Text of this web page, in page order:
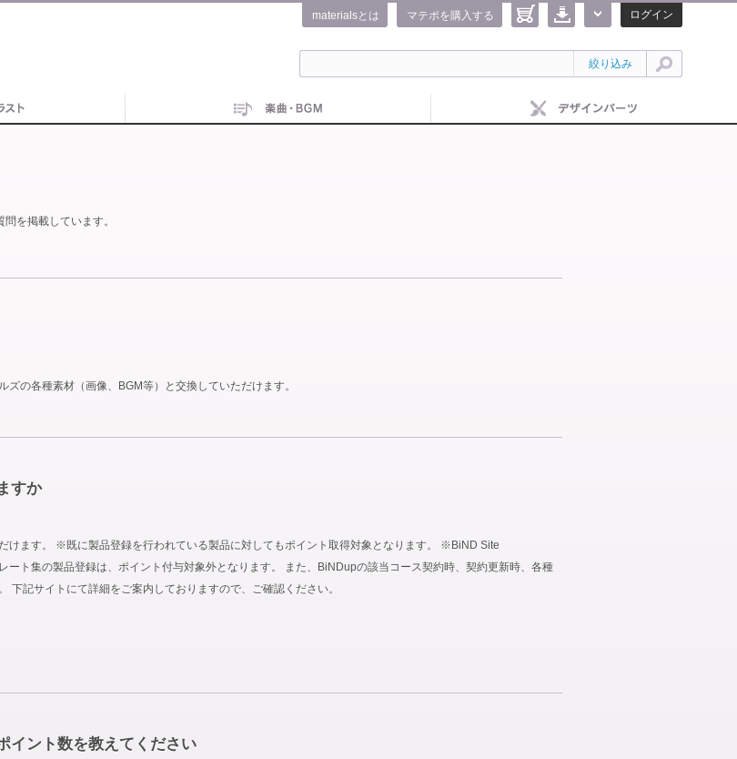
ログイン
マテポを購入する
materialsとは
絞り込み
を掲載しています。
の各種素材（画像、BGM等）と交換していただけます。
すか
けます。 ※既に製品登録を行われている製品に対してもポイント取得対象となります。 ※BiND Site
ート集の製品登録は、ポイント付与対象外となります。 また、BiNDupの該当コース契約時、契約更新時、各種
下記サイトにて詳細をご案内しておりますので、ご確認ください。
イント数を教えてください